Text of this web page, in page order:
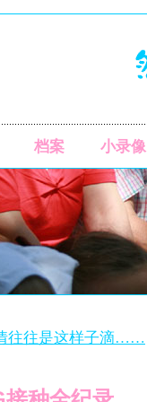
档案 小录像
往往是这样子滴……